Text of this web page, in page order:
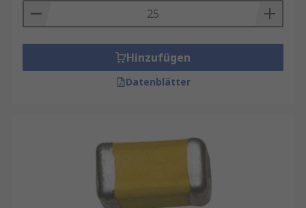
Hinzufügen
Datenblätter